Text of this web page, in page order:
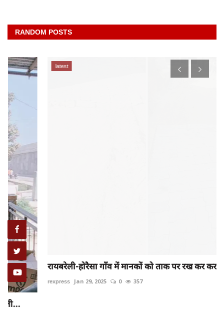
RANDOM POSTS
latest
रायबरेली-होरैसा गाँव में मानकों को ताक पर रख कर कराया जा...
rexpress Jan 29, 2025 0 357